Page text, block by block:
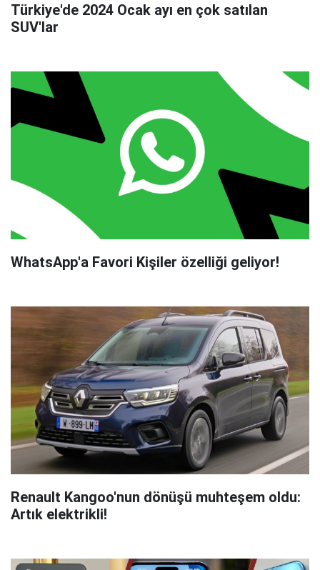
Türkiye'de 2024 Ocak ayı en çok satılan
SUV'lar
WhatsApp'a Favori Kişiler özelliği geliyor!
Renault Kangoo'nun dönüşü muhteşem oldu:
Artık elektrikli!